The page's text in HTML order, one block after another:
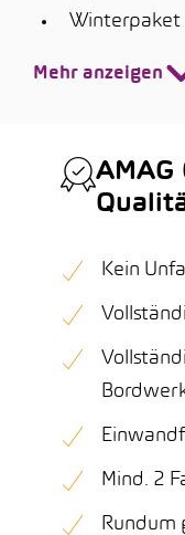
Winterpaket
Mehr anzeigen
AMAG
Kein
Mind. 2